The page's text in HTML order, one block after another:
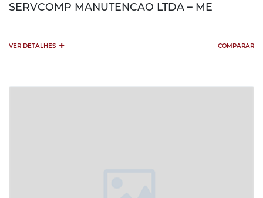
SERVCOMP MANUTENCAO LTDA – ME
VER DETALHES + COMPARAR